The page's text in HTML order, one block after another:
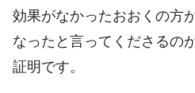
効果がなかったおおくの方
なったと言ってくださるの
証明です。